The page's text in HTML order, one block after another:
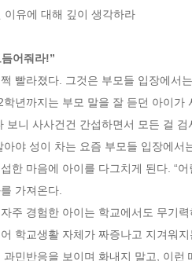
이유에 대해 깊이 생각하라
를 보듬어줘라!”
빨라졌다. 그것은 부모들 입장에서
년까지는 부모 말을 잘 듣던 아이
보니 사사건건 간섭하면서 모든 걸
야 성이 차는 요즘 부모들 입장에서
한 마음에 아이를 다그치게 된다. “
가져온다.
주 경험한 아이는 학교에서도 무기
학교생활 자체가 짜증나고 지겨워
민반응을 보이며 화내지 말고, 이